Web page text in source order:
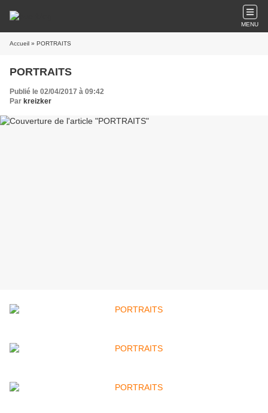
MENU
Accueil » PORTRAITS
PORTRAITS
Publié le 02/04/2017 à 09:42
Par kreizker